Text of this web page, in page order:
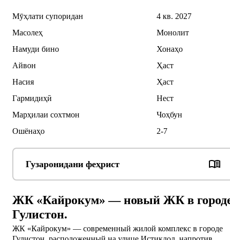
Мӯҳлати супоридан
4 кв. 2027
Масолеҳ
Монолит
Намуди бино
Хонаҳо
Айвон
Ҳаст
Насия
Ҳаст
Гармидиҳӣ
Нест
Марҳилаи сохтмон
Чоҳбун
Ошёнаҳо
2-7
Гузаронидани феҳрист
ЖК «Кайрокум» — новый ЖК в
Гулистон.
ЖК «Кайрокум» — современный жилой комплекс в городе